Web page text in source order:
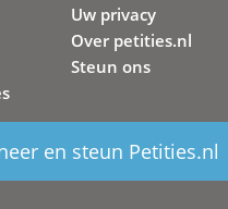
Uw privacy
Over petities.nl
Steun ons
en steun Petities.nl